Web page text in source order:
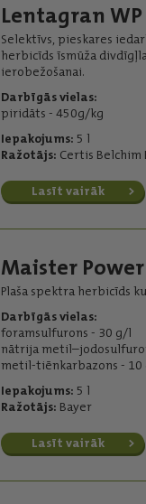
Lentagran WP
Selektīvs, pieskares
herbicīds īsmūža
ierobežošanai.
Darbīgās vielas:
piridāts - 450g/kg
Iepakojums: 5 l
Ražotājs: Certis Belchim
Lasīt vairāk
Maister Power
Plaša spektra herbicīds
Darbīgās vielas:
foramsulfurons - 30 g/l
nātrija
metil-tiēnkarbazons - 10
Iepakojums: 5 l
Ražotājs: Bayer
Lasīt vairāk